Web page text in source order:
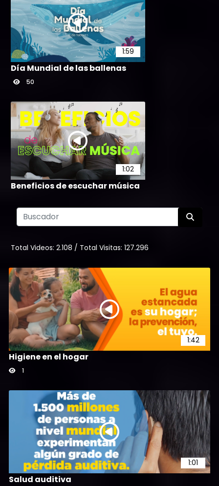
1:59
Día Mundial de las ballenas
50
1:02
Beneficios de escuchar música
Artrosis
426
1:34
Singapur
Total Videos: 2.108 / Total Visitas: 127.296
1:42
Higiene en el hogar
1
1:01
Salud auditiva